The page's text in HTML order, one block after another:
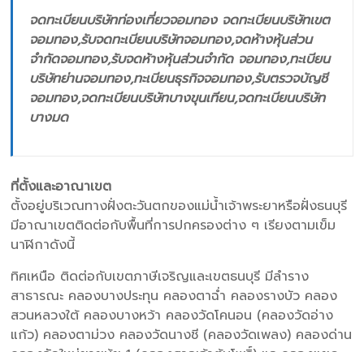
จดทะเบียนบริษัทท่องเที่ยวจอมทอง จดทะเบียนบริษัทเขต
จอมทอง,รับจดทะเบียนบริษัทจอมทอง,จดห้างหุ้นส่วน
จำกัดจอมทอง,รับจดห้างหุ้นส่วนจำกัด จอมทอง,ทะเบียน
บริษัทย่านจอมทอง,ทะเบียนธุรกิจจอมทอง,รับตรวจบัญชี
จอมทอง,จดทะเบียนบริษัทบางขุนเทียน,จดทะเบียนบริษัท
บางมด
ที่ตั้งและอาณาเขต
ตั้งอยู่บริเวณทางฝั่งตะวันตกของแม่น้ำเจ้าพระยาหรือฝั่งธนบุรี
มีอาณาเขตติดต่อกับพื้นที่การปกครองต่าง ๆ เรียงตามเข็ม
นาฬิกาดังนี้
ทิศเหนือ ติดต่อกับเขตภาษีเจริญและเขตธนบุรี มีลำราง
สาธารณะ คลองบางประทุน คลองตาฉ่ำ คลองรางบัว คลอง
สวนหลวงใต้ คลองบางหว้า คลองวัดโคนอน (คลองวัดอ่าง
แก้ว) คลองตาม่วง คลองวัดนางชี (คลองวัดเพลง) คลองด่าน